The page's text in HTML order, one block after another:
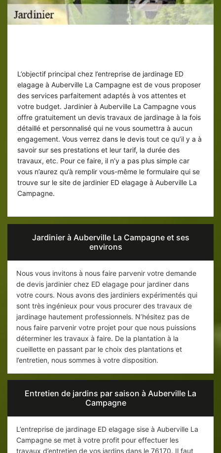
L’objectif principal chez l’entreprise de jardinage ED
elagage à Auberville La Campagne est de vous proposer
des services parfaitement adaptés à vos attentes et
votre budget. Jardinier à Auberville La Campagne vous
offre gratuitement un devis travaux de jardinage à la fois
détaillé et personnalisé qui ne vous soumettra à aucun
engagement. Vous verrez dans le devis tout ce qu’il y a à
savoir sur ses prestations et leur tarif, la durée des
travaux, etc. Pour ce faire, il n’y a pas plus simple car
vous n’aurez qu’à remplir vous-même le formulaire qui se
trouve sur le site de jardinier ED elagage à Auberville La
Campagne.
Jardinier à Auberville La Campagne et ses
environs
Nous vous invitons à nous faire parvenir votre demande
de devis jardinier chez ED elagage pour jardiner dans
votre cours. Nous avons des jardiniers expérimentés qui
sont très ingénieux pour vous procurer des travaux de
jardinage hautement professionnels. N’hésitez pas de
nous faire parvenir votre projet pour que nous puissions
déterminer les travaux à faire. De la plantation à la
cueillette en passant par le choix des plantations et
l’entretien, nous sommes à votre disposition.
Entretien de jardins par saison à Auberville La
Campagne
L’entreprise de jardinage ED elagage sise à Auberville La
Campagne se met à votre profit pour effectuer les
travaux d’entretien de vos jardins dans le 76170. Il faut